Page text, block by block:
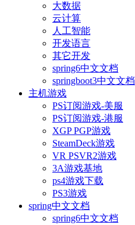
大数据
云计算
人工智能
开发语言
其它开发
spring6中文文档
springboot3中文文档
主机游戏
PS订阅游戏-美服
PS订阅游戏-港服
XGP PGP游戏
SteamDeck游戏
VR PSVR2游戏
3A游戏基地
ps4游戏下载
PS3游戏
spring中文文档
spring6中文文档